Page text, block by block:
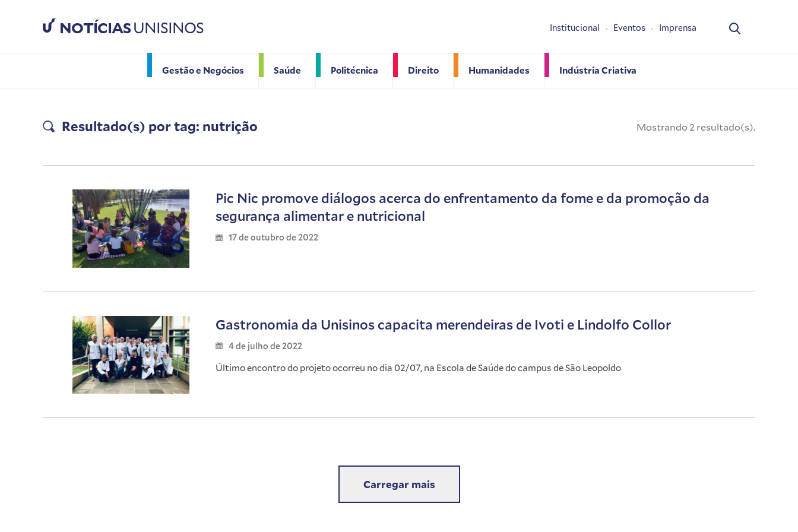
NOTÍCIASUNISINOS
Gestão e Negócios Saúde Politécnica Direito Humanidades Indústria Criativa
Institucional Eventos Imprensa
Resultado(s) por tag: nutrição Mostrando 2 resultado(s).
Pic Nic promove diálogos acerca do enfrentamento da fome e da promoção da
segurança alimentar e nutricional
17 de outubro de 2022
Gastronomia da Unisinos capacita merendeiras de Ivoti e Lindolfo Collor
4 de julho de 2022
Último encontro do projeto ocorreu no dia 02/07, na Escola de Saúde do campus de São Leopoldo
Carregar mais